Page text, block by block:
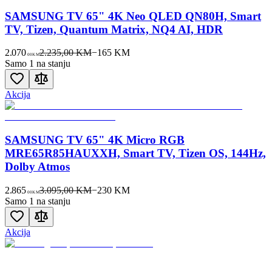
SAMSUNG TV 65" 4K Neo QLED QN80H, Smart
TV, Tizen, Quantum Matrix, NQ4 AI, HDR
2.070 00KM2.235,00 KM−165KM
Samo 1 na stanju
Akcija
SAMSUNG TV 65" 4K Micro RGB
MRE65R85HAUXXH, Smart TV, Tizen OS, 144Hz,
Dolby Atmos
2.865 00KM3.095,00 KM−230KM
Samo 1 na stanju
Akcija